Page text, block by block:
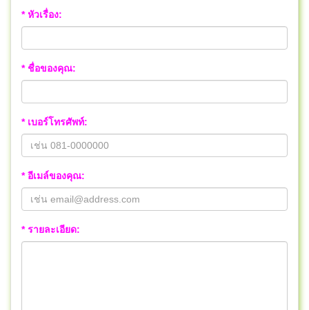
* หัวเรื่อง:
* ชื่อของคุณ:
* เบอร์โทรศัพท์:
* อีเมล์ของคุณ:
* รายละเอียด: